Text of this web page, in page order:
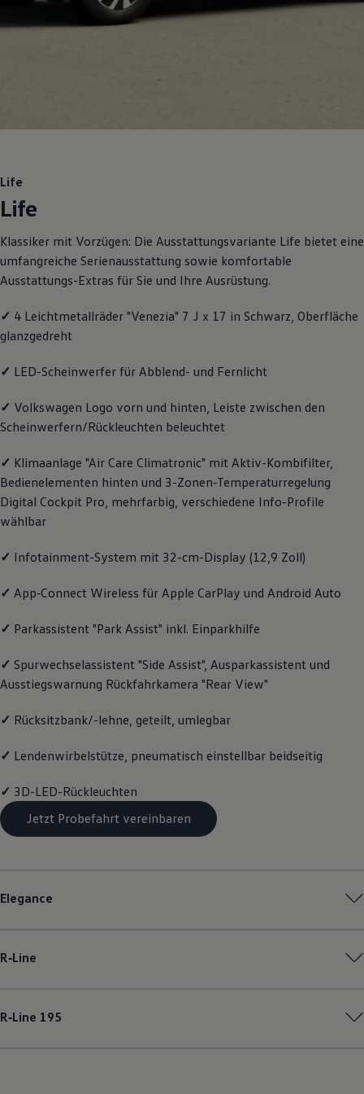
Motorenöl und Flüssigkeiten
Räder und Reifen
Transport
Updates für Software, Karten und Radio
Über Ihr Auto
Vorgängermodelle
Warn- und Kontrollleuchten
Live Beratung
Magazin
Transport
Familie
Pannen- und Unfallhilfe
Volkswagen Kundenbetreuung
Life
Life
Klassiker mit Vorzügen: Die Ausstattungsvariante Life bietet eine
umfangreiche Serienausstattung sowie komfortable
Ausstattungs-Extras für Sie und Ihre Ausrüstung.
✓ 4 Leichtmetallräder "Venezia" 7 J x 17 in Schwarz, Oberfläche
glanzgedreht
✓ LED-Scheinwerfer für Abblend- und Fernlicht
✓ Volkswagen Logo vorn und hinten, Leiste zwischen den
Scheinwerfern/Rückleuchten beleuchtet
✓ Klimaanlage "Air Care Climatronic" mit Aktiv-Kombifilter,
Bedienelementen hinten und 3-Zonen-Temperaturregelung
Digital Cockpit Pro, mehrfarbig, verschiedene Info-Profile
wählbar
✓ Infotainment-System mit 32-cm-Display (12,9 Zoll)
✓ App‑Connect Wireless für Apple CarPlay und Android Auto
✓ Parkassistent "Park Assist" inkl. Einparkhilfe
✓ Spurwechselassistent "Side Assist", Ausparkassistent und
Ausstiegswarnung Rückfahrkamera "Rear View"
✓ Rücksitzbank/-lehne, geteilt, umlegbar
✓ Lendenwirbelstütze, pneumatisch einstellbar beidseitig
✓ 3D-LED-Rückleuchten
Jetzt Probefahrt vereinbaren
Elegance
R‑Line
R‑Line 195